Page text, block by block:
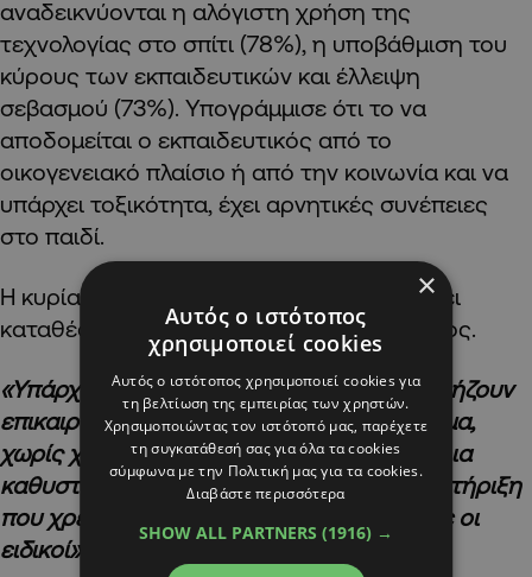
αναδεικνύονται η αλόγιστη χρήση της
τεχνολογίας στο σπίτι (78%), η υποβάθμιση του
κύρους των εκπαιδευτικών και έλλειψη
σεβασμού (73%). Υπογράμμισε ότι το να
αποδομείται ο εκπαιδευτικός από το
οικογενειακό πλαίσιο ή από την κοινωνία και να
υπάρχει τοξικότητα, έχει αρνητικές συνέπειες
στο παιδί.
Η κυρία Βασιλείου δήλωσε ότι, η ΠΟΕΔ έχει
καταθέσει τις θέσεις της επί του ζητήματος.
«Υπάρχουν νομοθετικές ρυθμίσεις που χρήζουν
επικαιροποίησης. Έτσι ώστε για παράδειγμα,
χωρίς χρονοκαθυστέρηση, χωρίς την όποια
καθυστέρηση τα παιδιά να δέχονται την στήριξη
που χρειάζονται στην βάση και του τι λένε οι
ειδικοί».
×
Αυτός ο ιστότοπος
χρησιμοποιεί cookies
Αυτός ο ιστότοπος χρησιμοποιεί cookies για
τη βελτίωση της εμπειρίας των χρηστών.
Χρησιμοποιώντας τον ιστότοπό μας, παρέχετε
τη συγκατάθεσή σας για όλα τα cookies
σύμφωνα με την Πολιτική μας για τα cookies.
Διαβάστε περισσότερα
SHOW ALL PARTNERS (1916) →